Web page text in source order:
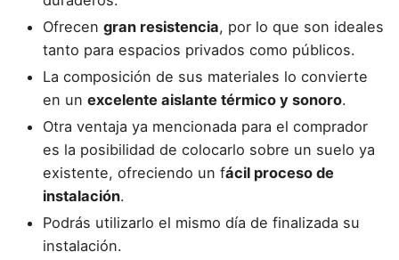
Ofrecen gran resistencia, por lo que son ideales
tanto para espacios privados como públicos.
La composición de sus materiales lo convierte
en un excelente aislante térmico y sonoro.
Otra ventaja ya mencionada para el comprador
es la posibilidad de colocarlo sobre un suelo ya
existente, ofreciendo un fácil proceso de
instalación.
Podrás utilizarlo el mismo día de finalizada su
instalación.